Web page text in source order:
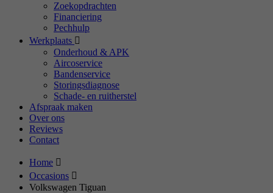
Zoekopdrachten
Financiering
Pechhulp
Werkplaats
Onderhoud & APK
Aircoservice
Bandenservice
Storingsdiagnose
Schade- en ruitherstel
Afspraak maken
Over ons
Reviews
Contact
Home
Occasions
Volkswagen Tiguan